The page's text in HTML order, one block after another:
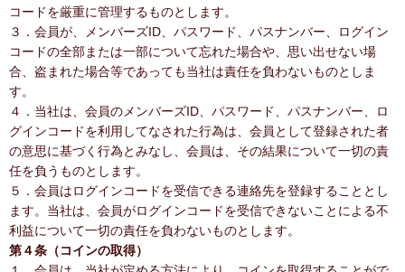
コードを厳重に管理するものとします。
３．会員が、メンバーズID、パスワード、パスナンバー、ログイン
コードの全部または一部について忘れた場合や、思い出せない場
合、盗まれた場合等であっても当社は責任を負わないものとしま
す。
４．当社は、会員のメンバーズID、パスワード、パスナンバー、ロ
グインコードを利用してなされた行為は、会員として登録された者
の意思に基づく行為とみなし、会員は、その結果について一切の責
任を負うものとします。
５．会員はログインコードを受信できる連絡先を登録することとし
ます。当社は、会員がログインコードを受信できないことによる不
利益について一切の責任を負わないものとします。
第４条（コインの取得）